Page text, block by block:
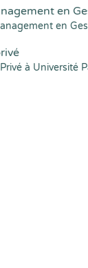
en
en
à Université